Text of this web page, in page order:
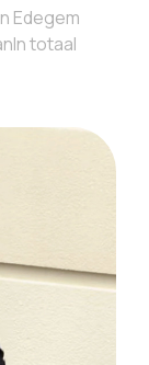
Edegem
totaal